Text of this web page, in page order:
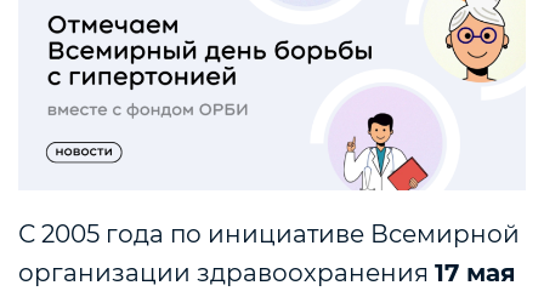
С 2005 года по инициативе Всемирной
организации здравоохранения 17 мая